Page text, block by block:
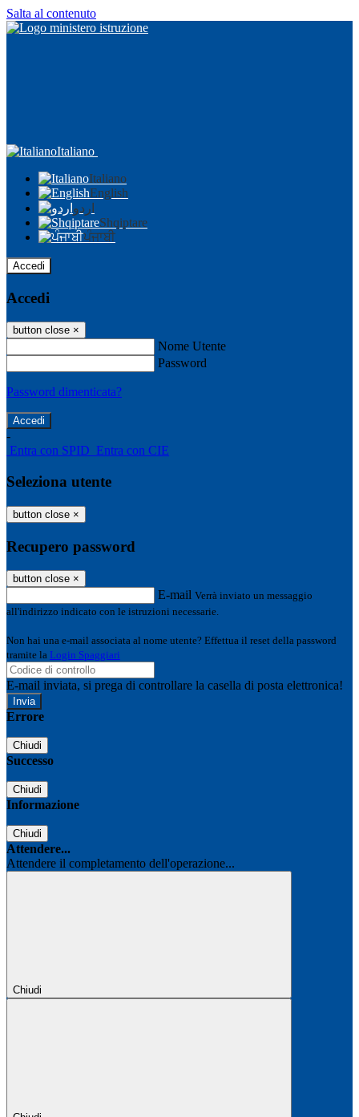
Salta al contenuto
Italiano
Italiano
English
اردو
Shqiptare
ਪੰਜਾਬੀ
Accedi
Accedi
button close ×
Nome Utente
Password
Password dimenticata?
-
Entra con SPID Entra con CIE
Seleziona utente
button close ×
Recupero password
button close ×
E-mail Verrà inviato un messaggio
all'indirizzo indicato con le istruzioni necessarie.
Non hai una e-mail associata al nome utente? Effettua il reset della password
tramite la Login Spaggiari
E-mail inviata, si prega di controllare la casella di posta elettronica!
Errore
Chiudi
Successo
Chiudi
Informazione
Chiudi
Attendere...
Attendere il completamento dell'operazione...
Chiudi